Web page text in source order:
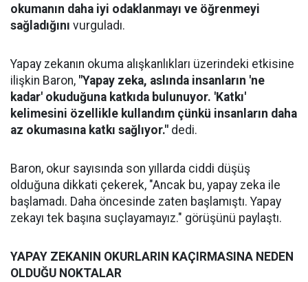
okumanın daha iyi odaklanmayı ve öğrenmeyi
sağladığını vurguladı.
Yapay zekanın okuma alışkanlıkları üzerindeki etkisine
ilişkin Baron, "Yapay zeka, aslında insanların 'ne
kadar' okuduğuna katkıda bulunuyor. 'Katkı'
kelimesini özellikle kullandım çünkü insanların daha
az okumasına katkı sağlıyor." dedi.
Baron, okur sayısında son yıllarda ciddi düşüş
olduğuna dikkati çekerek, "Ancak bu, yapay zeka ile
başlamadı. Daha öncesinde zaten başlamıştı. Yapay
zekayı tek başına suçlayamayız." görüşünü paylaştı.
YAPAY ZEKANIN OKURLARIN KAÇIRMASINA NEDEN
OLDUĞU NOKTALAR